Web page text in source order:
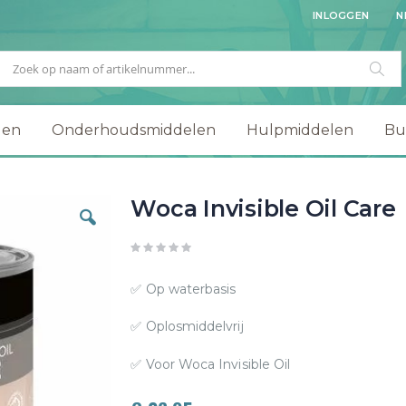
INLOGGEN
Onderhoudsmiddelen Hulpmiddelen
Woca Invisible Oil Care
✅ Op waterbasis
✅ Oplosmiddelvrij
✅ Voor Woca Invisible Oil